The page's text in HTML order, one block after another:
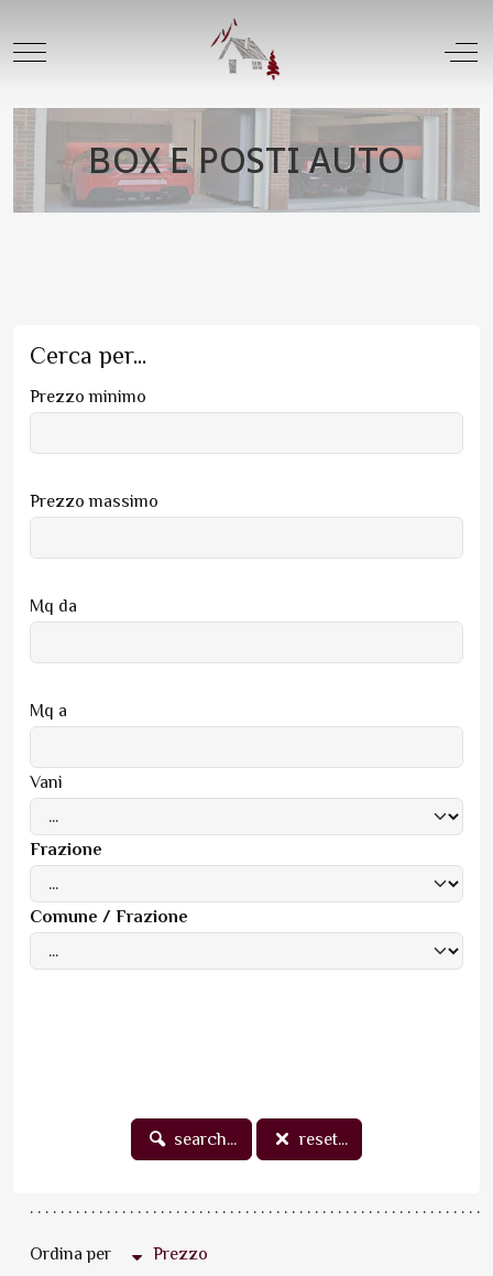
Mobile Menu Toggle Off-
BOX E POSTI AUTO
Cerca per...
Prezzo minimo
Prezzo massimo
Mq da
Mq a
Vani
Frazione
Comune / Frazione
search... reset...
Ordina per Prezzo